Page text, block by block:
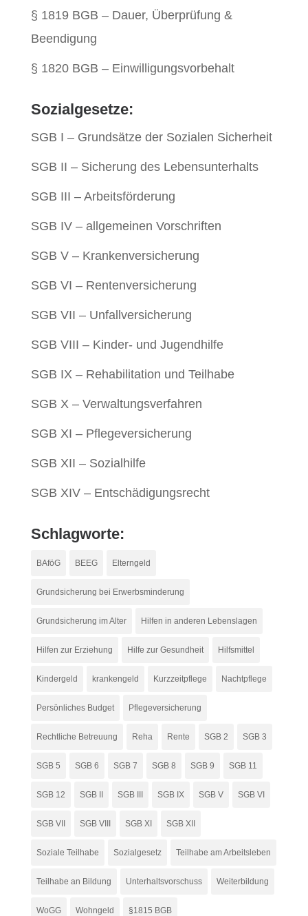
§ 1819 BGB – Dauer, Überprüfung &
Beendigung
§ 1820 BGB – Einwilligungsvorbehalt
Sozialgesetze:
SGB I – Grundsätze der Sozialen Sicherheit
SGB II – Sicherung des Lebensunterhalts
SGB III – Arbeitsförderung
SGB IV – allgemeinen Vorschriften
SGB V – Krankenversicherung
SGB VI – Rentenversicherung
SGB VII – Unfallversicherung
SGB VIII – Kinder- und Jugendhilfe
SGB IX – Rehabilitation und Teilhabe
SGB X – Verwaltungsverfahren
SGB XI – Pflegeversicherung
SGB XII – Sozialhilfe
SGB XIV – Entschädigungsrecht
Schlagworte:
BAföG BEEG Elterngeld
Grundsicherung bei Erwerbsminderung
Grundsicherung im Alter Hilfen in anderen Lebenslagen
Hilfen zur Erziehung Hilfe zur Gesundheit Hilfsmittel
Kindergeld krankengeld Kurzzeitpflege Nachtpflege
Persönliches Budget Pflegeversicherung
Rechtliche Betreuung Reha Rente SGB 2 SGB 3
SGB 5 SGB 6 SGB 7 SGB 8 SGB 9 SGB 11
SGB 12 SGB II SGB III SGB IX SGB V SGB VI
SGB VII SGB VIII SGB XI SGB XII
Soziale Teilhabe Sozialgesetz Teilhabe am Arbeitsleben
Teilhabe an Bildung Unterhaltsvorschuss Weiterbildung
WoGG Wohngeld §1815 BGB